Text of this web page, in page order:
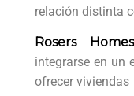
relación distinta
Rosers Homes
integrarse en un
ofrecer